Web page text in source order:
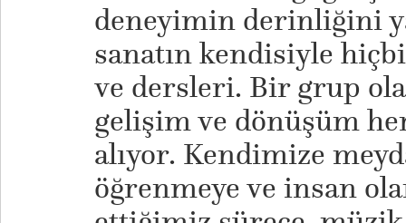
deneyimin derinliğini
sanatın kendisiyle
ve dersleri. Bir grup
gelişim ve dönüşüm
alıyor. Kendimize
öğrenmeye ve insan